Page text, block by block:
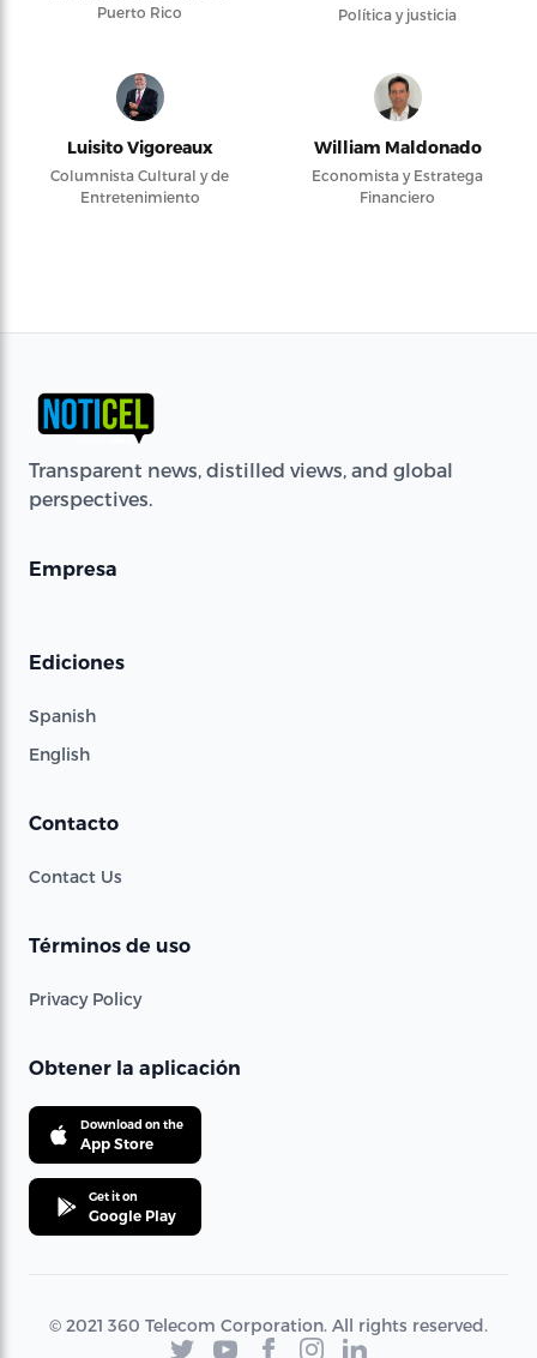
Puerto Rico
Política y justicia
Luisito Vigoreaux
Columnista Cultural y de
Entretenimiento
William Maldonado
Economista y Estratega
Financiero
Transparent news, distilled views, and global
perspectives.
Empresa
Ediciones
Spanish
English
Contacto
Contact Us
Términos de uso
Privacy Policy
Obtener la aplicación
Download on the
App Store
Get it on
Google Play
© 2021 360 Telecom Corporation. All rights reserved.